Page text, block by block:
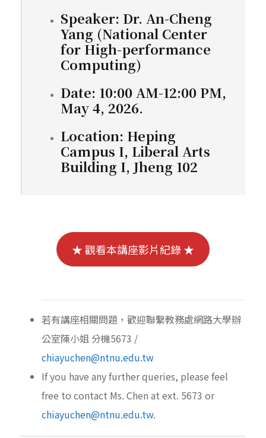
Speaker: Dr. An-Cheng
Yang (National Center
for High-performance
Computing)
Date: 10:00 AM-12:00 PM,
May 4, 2026.
Location: Heping
Campus I, Liberal Arts
Building I, Jheng 102
★ 觀看本講座影片紀錄 ★
若有講座相關問題，歡迎聯繫教務處網路大學辦
公室陳小姐 分機5673 /
chiayuchen@ntnu.edu.tw
If you have any further queries, please feel
free to contact Ms. Chen at ext. 5673 or
chiayuchen@ntnu.edu.tw.